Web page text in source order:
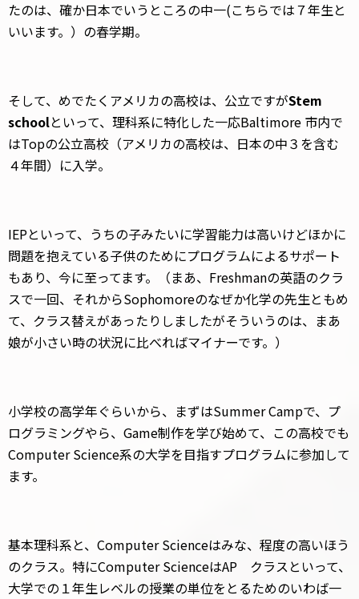
たのは、確か日本でいうところの中一(こちらでは７年生と
いいます。）の春学期。
そして、めでたくアメリカの高校は、公立ですがStem
schoolといって、理科系に特化した一応Baltimore 市内で
はTopの公立高校（アメリカの高校は、日本の中３を含む
４年間）に入学。
IEPといって、うちの子みたいに学習能力は高いけどほかに
問題を抱えている子供のためにプログラムによるサポート
もあり、今に至ってます。（まあ、Freshmanの英語のクラ
スで一回、それからSophomoreのなぜか化学の先生ともめ
て、クラス替えがあったりしましたがそういうのは、まあ
娘が小さい時の状況に比べればマイナーです。）
小学校の高学年ぐらいから、まずはSummer Campで、プ
ログラミングやら、Game制作を学び始めて、この高校でも
Computer Science系の大学を目指すプログラムに参加して
ます。
基本理科系と、Computer Scienceはみな、程度の高いほう
のクラス。特にComputer ScienceはAP クラスといって、
大学での１年生レベルの授業の単位をとるためのいわば一